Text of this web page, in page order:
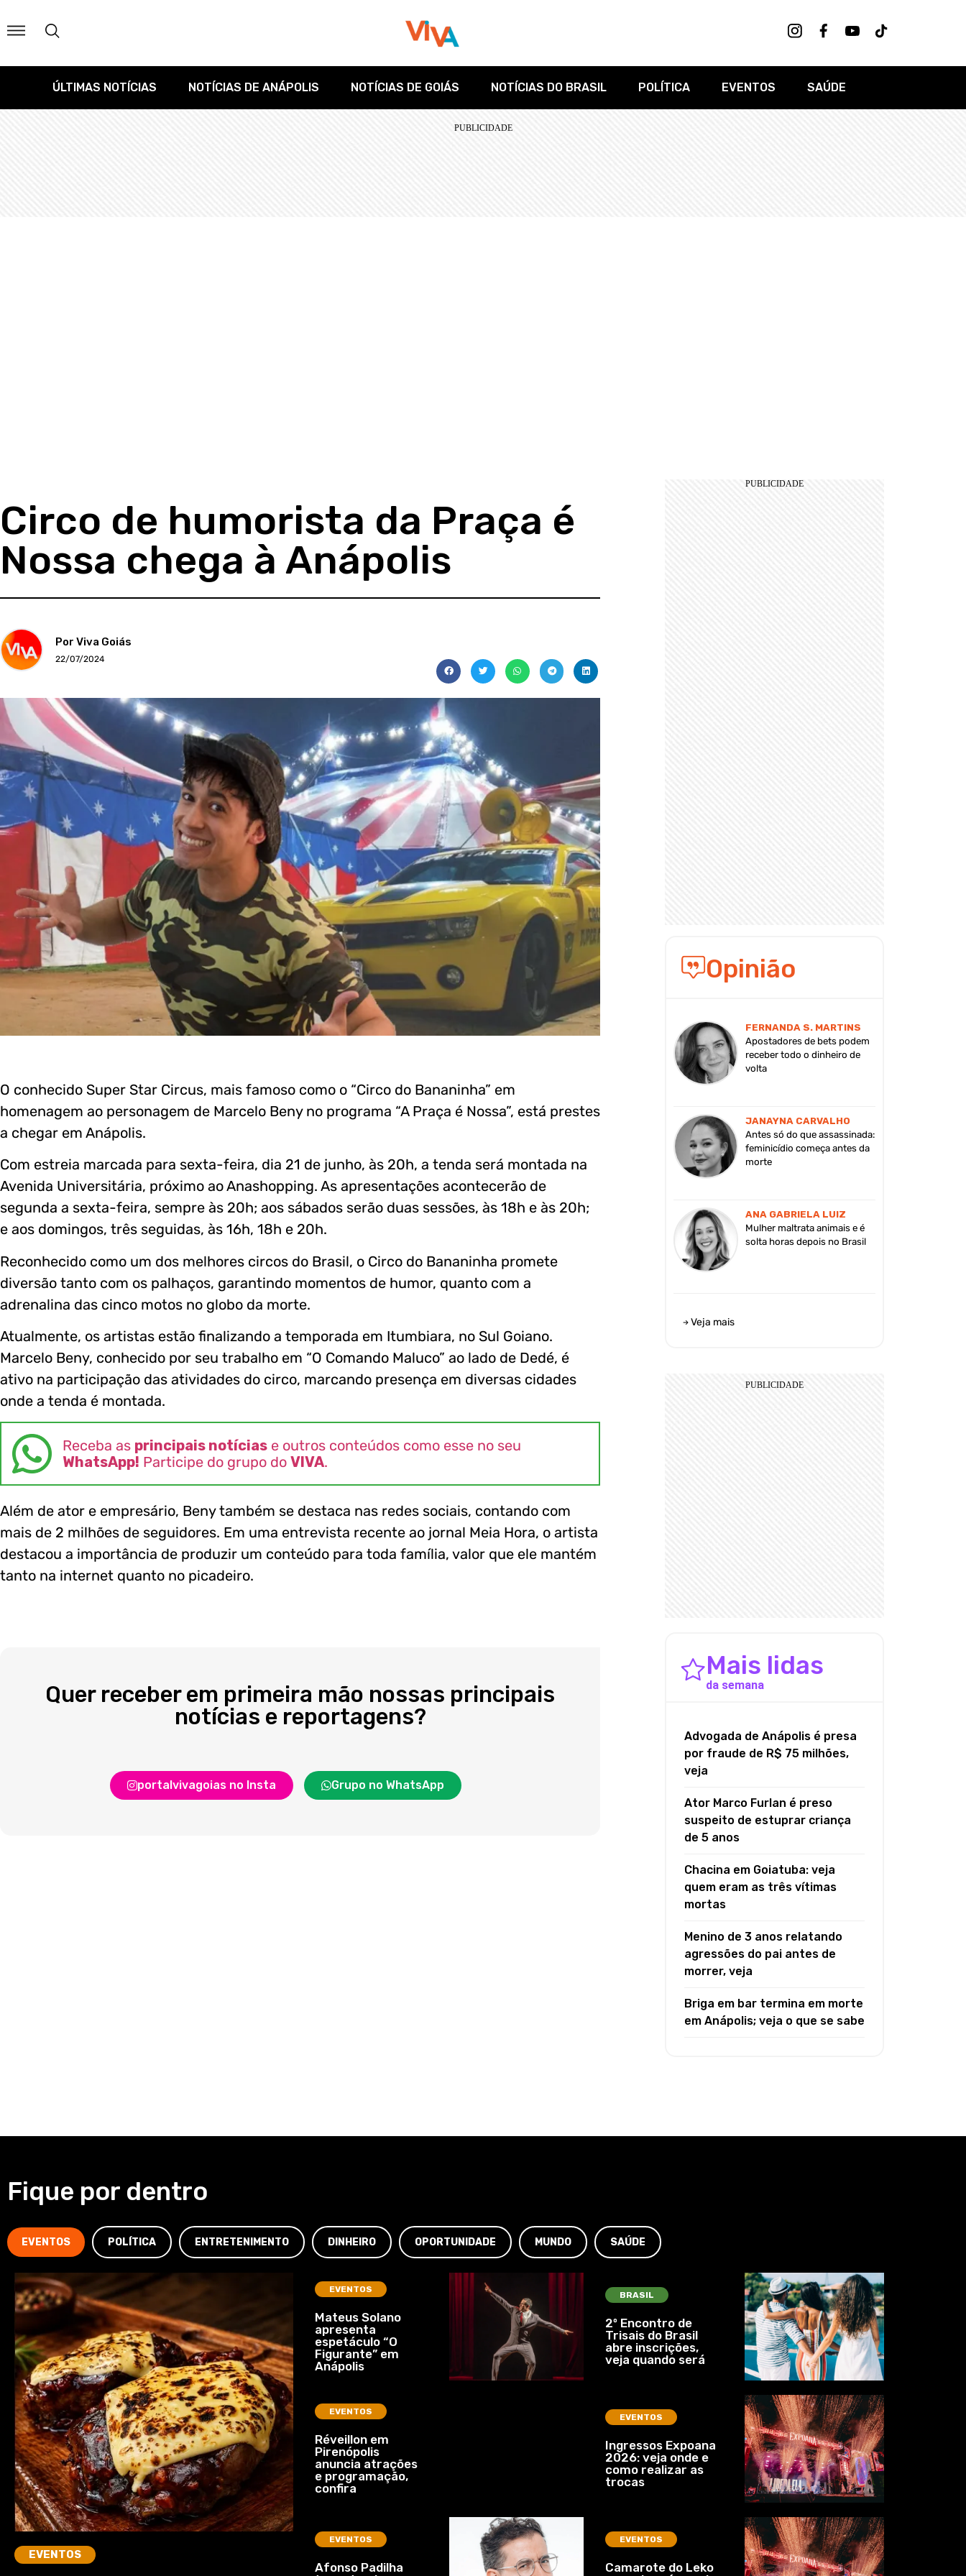
ÚLTIMAS NOTÍCIAS NOTÍCIAS DE ANÁPOLIS NOTÍCIAS DE GOIÁS NOTÍCIAS DO BRASIL POLÍTICA EVENTOS SAÚDE
Circo de humorista da Praça é
Nossa chega à Anápolis
Por Viva Goiás
22/07/2024
O conhecido Super Star Circus, mais famoso como o “Circo do Bananinha” em
homenagem ao personagem de Marcelo Beny no programa “A Praça é Nossa”, está prestes
a chegar em Anápolis.
Com estreia marcada para sexta-feira, dia 21 de junho, às 20h, a tenda será montada na
Avenida Universitária, próximo ao Anashopping. As apresentações acontecerão de
segunda a sexta-feira, sempre às 20h; aos sábados serão duas sessões, às 18h e às 20h;
e aos domingos, três seguidas, às 16h, 18h e 20h.
Reconhecido como um dos melhores circos do Brasil, o Circo do Bananinha promete
diversão tanto com os palhaços, garantindo momentos de humor, quanto com a
adrenalina das cinco motos no globo da morte.
Atualmente, os artistas estão finalizando a temporada em Itumbiara, no Sul Goiano.
Marcelo Beny, conhecido por seu trabalho em “O Comando Maluco” ao lado de Dedé, é
ativo na participação das atividades do circo, marcando presença em diversas cidades
onde a tenda é montada.
Receba as principais notícias e outros conteúdos como esse no seu
WhatsApp! Participe do grupo do VIVA.
Além de ator e empresário, Beny também se destaca nas redes sociais, contando com
mais de 2 milhões de seguidores. Em uma entrevista recente ao jornal Meia Hora, o artista
destacou a importância de produzir um conteúdo para toda família, valor que ele mantém
tanto na internet quanto no picadeiro.
Quer receber em primeira mão nossas principais
notícias e reportagens?
portalvivagoias no Insta Grupo no WhatsApp
Opinião
FERNANDA S. MARTINS
Apostadores de bets podem
receber todo o dinheiro de
volta
JANAYNA CARVALHO
Antes só do que assassinada:
feminicídio começa antes da
morte
ANA GABRIELA LUIZ
Mulher maltrata animais e é
solta horas depois no Brasil
Veja mais
Mais lidas
da semana
Advogada de Anápolis é presa
por fraude de R$ 75 milhões,
veja
Ator Marco Furlan é preso
suspeito de estuprar criança
de 5 anos
Chacina em Goiatuba: veja
quem eram as três vítimas
mortas
Menino de 3 anos relatando
agressões do pai antes de
morrer, veja
Briga em bar termina em morte
em Anápolis; veja o que se sabe
Fique por dentro
EVENTOS POLÍTICA ENTRETENIMENTO DINHEIRO OPORTUNIDADE MUNDO SAÚDE
EVENTOS
EVENTOS
Mateus Solano
apresenta
espetáculo “O
Figurante” em
Anápolis
EVENTOS
Réveillon em
Pirenópolis
anuncia atrações
e programação,
confira
EVENTOS
Afonso Padilha
BRASIL
2º Encontro de
Trisais do Brasil
abre inscrições,
veja quando será
EVENTOS
Ingressos Expoana
2026: veja onde e
como realizar as
trocas
EVENTOS
Camarote do Leko